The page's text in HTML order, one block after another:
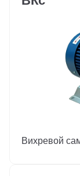
Вихревой